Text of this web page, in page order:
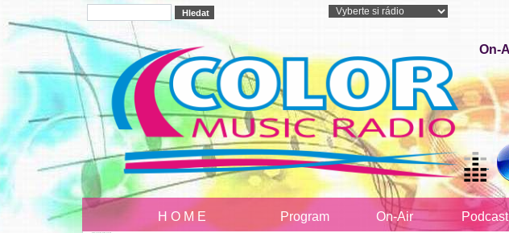
On-
H O M E Program On-Air Podcast